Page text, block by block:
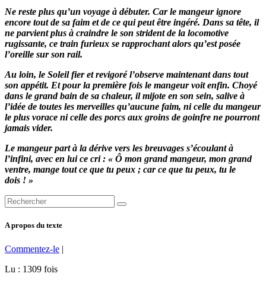
Ne reste plus qu’un voyage à débuter. Car le mangeur ignore
encore tout de sa faim et de ce qui peut être ingéré. Dans sa tête, il
ne parvient plus à craindre le son strident de la locomotive
rugissante, ce train furieux se rapprochant alors qu’est posée
l’oreille sur son rail.
Au loin, le Soleil fier et revigoré l’observe maintenant dans tout
son appétit. Et pour la première fois le mangeur voit enfin. Choyé
dans le grand bain de sa chaleur, il mijote en son sein, salive à
l’idée de toutes les merveilles qu’aucune faim, ni celle du mangeur
le plus vorace ni celle des porcs aux groins de goinfre ne pourront
jamais vider.
Le mangeur part à la dérive vers les breuvages s’écoulant à
l’infini, avec en lui ce cri : « Ô mon grand mangeur, mon grand
ventre, mange tout ce que tu peux ; car ce que tu peux, tu le
dois ! »
A propos du texte
Commentez-le |
Lu : 1309 fois